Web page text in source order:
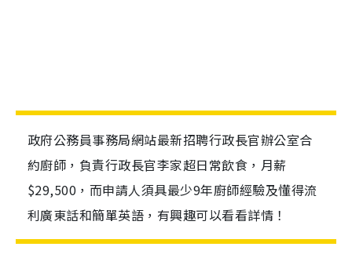
政府公務員事務局網站最新招聘行政長官辦公室合
約廚師，負責行政長官李家超日常飲食，月薪
$29,500，而申請人須具最少9年廚師經驗及懂得流
利廣東話和簡單英語，有興趣可以看看詳情！